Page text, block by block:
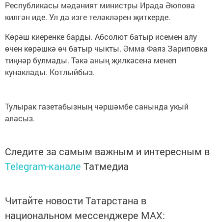
Республикасы мәдәният министры Ирада Әюпова
килгән иде. Ул да изге теләкләрен җиткерде.
Көрәш киеренке барды. Абсолют батыр исемен алу
өчен көрәшкә өч батыр чыкты. Әмма Фаяз Зариповка
тиңнәр булмады. Тәкә аның җилкәсенә менеп
кунаклады. Котлыйбыз.
Тулырак газетабызның чәршәмбе санында укый
аласыз.
Следите за самым важным и интересным в
Telegram-канале Татмедиа
Читайте новости Татарстана в
национальном мессенджере MАХ: